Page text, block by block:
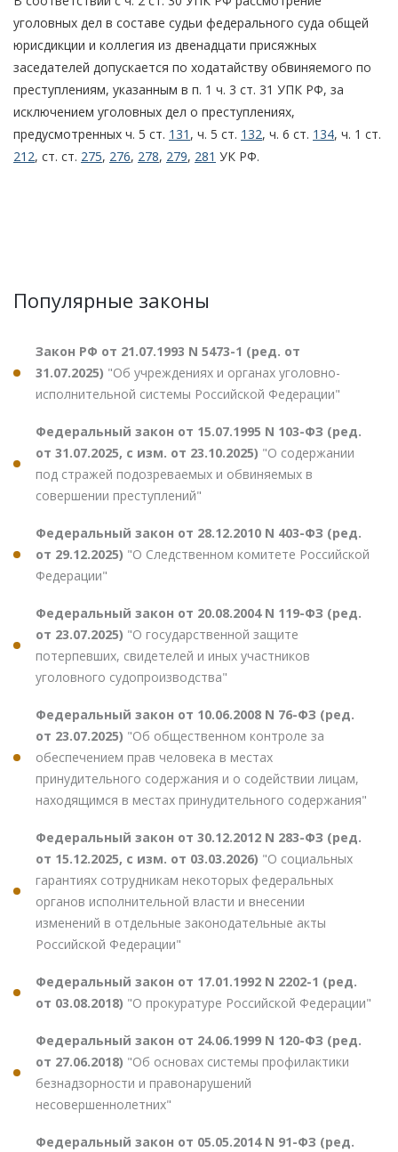
уголовных дел в составе судьи федерального суда общей
юрисдикции и коллегия из двенадцати присяжных
заседателей допускается по ходатайству обвиняемого по
преступлениям, указанным в п. 1 ч. 3 ст. 31 УПК РФ, за
исключением уголовных дел о преступлениях,
предусмотренных ч. 5 ст. 131 , ч. 5 ст. 132, ч. 6 ст. 134, ч. 1 ст.
212, ст. ст. 275, 276, 278, 279, 281 УК РФ.
Популярные законы
Закон РФ от 21.07.1993 N 5473-1 (ред. от
31.07.2025) "Об учреждениях и органах уголовно-
исполнительной системы Российской Федерации"
Федеральный закон от 15.07.1995 N 103-ФЗ (ред.
от 31.07.2025, с изм. от 23.10.2025) "О содержании
под стражей подозреваемых и обвиняемых в
совершении преступлений"
Федеральный закон от 28.12.2010 N 403-ФЗ (ред.
от 29.12.2025) "О Следственном комитете Российской
Федерации"
Федеральный закон от 20.08.2004 N 119-ФЗ (ред.
от 23.07.2025) "О государственной защите
потерпевших, свидетелей и иных участников
уголовного судопроизводства"
Федеральный закон от 10.06.2008 N 76-ФЗ (ред.
от 23.07.2025) "Об общественном контроле за
обеспечением прав человека в местах
принудительного содержания и о содействии лицам,
находящимся в местах принудительного содержания"
Федеральный закон от 30.12.2012 N 283-ФЗ (ред.
от 15.12.2025, с изм. от 03.03.2026) "О социальных
гарантиях сотрудникам некоторых федеральных
органов исполнительной власти и внесении
изменений в отдельные законодательные акты
Российской Федерации"
Федеральный закон от 17.01.1992 N 2202-1 (ред.
от 03.08.2018) "О прокуратуре Российской Федерации"
Федеральный закон от 24.06.1999 N 120-ФЗ (ред.
от 27.06.2018) "Об основах системы профилактики
безнадзорности и правонарушений
несовершеннолетних"
Федеральный закон от 05.05.2014 N 91-ФЗ (ред.